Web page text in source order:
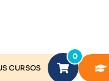
CURSOS
0